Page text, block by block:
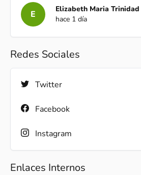
E
Elizabeth Maria Trinidad
hace 1 día
Redes Sociales
Twitter
Facebook
Instagram
Enlaces Internos